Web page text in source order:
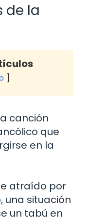
de la
canción
que
en la
atraído por
una situación
un tabú en